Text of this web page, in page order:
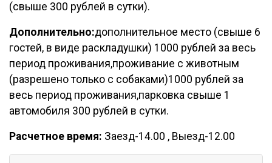
(свыше 300 рублей в сутки).
Дополнительно:дополнительное место (свыше 6
гостей, в виде раскладушки) 1000 рублей за весь
период проживания,проживание с животным
(разрешено только с собаками)1000 рублей за
весь период проживания,парковка свыше 1
автомобиля 300 рублей в сутки.
Расчетное время: Заезд-14.00 , Выезд-12.00